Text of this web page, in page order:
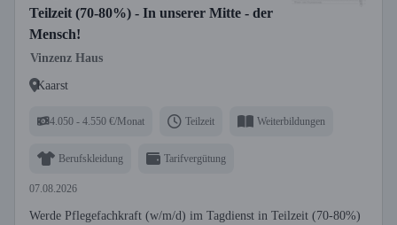
Teilzeit (70-80%) - In unserer Mitte - der
Mensch!
Vinzenz Haus
Kaarst
4.050 - 4.550 €/Monat Teilzeit Weiterbildungen
Berufskleidung Tarifvergütung
07.08.2026
Werde Pflegefachkraft (w/m/d) im Tagdienst in Teilzeit (70-80%)